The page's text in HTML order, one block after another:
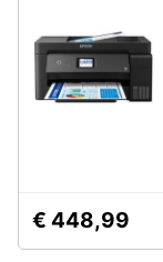
Brico
e
Giardinaggio
€ 448,99